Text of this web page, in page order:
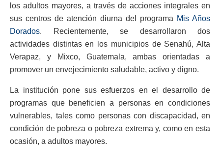
los adultos mayores, a través de acciones integrales en
sus centros de atención diurna del programa Mis Años
Dorados. Recientemente, se desarrollaron dos
actividades distintas en los municipios de Senahú, Alta
Verapaz, y Mixco, Guatemala, ambas orientadas a
promover un envejecimiento saludable, activo y digno.
La institución pone sus esfuerzos en el desarrollo de
programas que beneficien a personas en condiciones
vulnerables, tales como personas con discapacidad, en
condición de pobreza o pobreza extrema y, como en esta
ocasión, a adultos mayores.